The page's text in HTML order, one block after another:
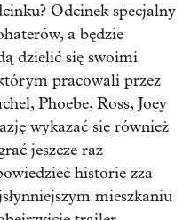
Odcinek specjalny
a będzie
dzielić się swoimi
pracowali przez
Phoebe, Ross, Joey
wykazać się również
jeszcze raz
historie zza
mieszkaniu